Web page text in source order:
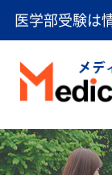
医学部受験は